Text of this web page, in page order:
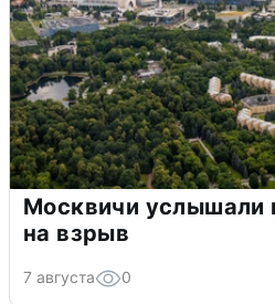
Москвичи услышали
на взрыв
7 августа 0